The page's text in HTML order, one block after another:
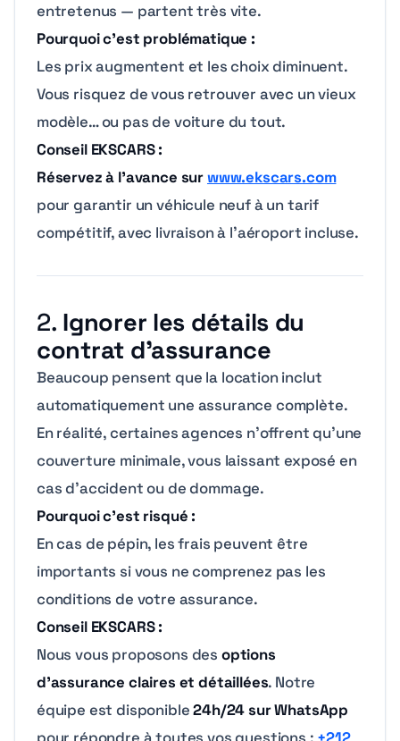
entretenus — partent très vite.
Pourquoi c’est problématique :
Les prix augmentent et les choix diminuent.
Vous risquez de vous retrouver avec un vieux
modèle… ou pas de voiture du tout.
Conseil EKSCARS :
Réservez à l’avance surwww.ekscars.com
pour garantir un véhicule neuf à un tarif
compétitif, avec livraison à l’aéroport incluse.
2. Ignorer les détails du
contrat d’assurance
Beaucoup pensent que la location inclut
automatiquement une assurance complète.
En réalité, certaines agences n’offrent qu’une
couverture minimale, vous laissant exposé en
cas d’accident ou de dommage.
Pourquoi c’est risqué :
En cas de pépin, les frais peuvent être
importants si vous ne comprenez pas les
conditions de votre assurance.
Conseil EKSCARS :
Nous vous proposons des options
d’assurance claires et détaillées. Notre
équipe est disponible24h/24 sur WhatsApp